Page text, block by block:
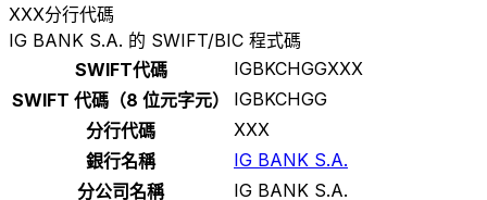
XXX分行代碼
IG BANK S.A. 的 SWIFT/BIC 程式碼
SWIFT代碼
IGBKCHGGXXX
SWIFT 代碼（8 位元字元）
IGBKCHGG
分行代碼
XXX
銀行名稱
IG BANK S.A.
分公司名稱
IG BANK S.A.